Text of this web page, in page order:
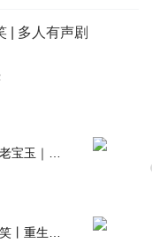
| 多人有声剧